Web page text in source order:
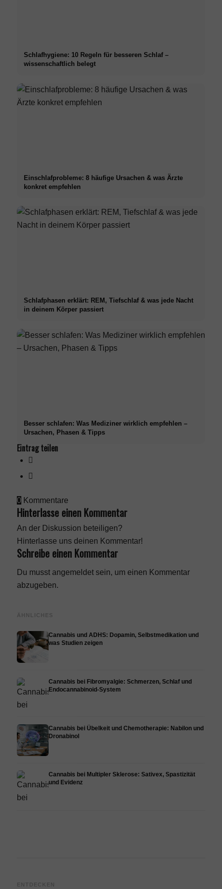
Schlafhygiene: 10 Regeln für besseren Schlaf –
wissenschaftlich belegt
Einschlafprobleme: 8 häufige Ursachen & was Ärzte
konkret empfehlen
Schlafphasen erklärt: REM, Tiefschlaf & was jede Nacht
in deinem Körper passiert
Besser schlafen: Was Mediziner wirklich empfehlen –
Ursachen, Phasen & Tipps
Eintrag teilen
0 Kommentare
Hinterlasse einen Kommentar
An der Diskussion beteiligen?
Hinterlasse uns deinen Kommentar!
Schreibe einen Kommentar
Du musst angemeldetsein, um einen Kommentar
abzugeben.
ÄHNLICHES
Cannabis und ADHS: Dopamin, Selbstmedikation und
was Studien zeigen
Cannabis bei Fibromyalgie: Schmerzen, Schlaf und
Endocannabinoid-System
Cannabis bei Übelkeit und Chemotherapie: Nabilon und
Dronabinol
Cannabis bei Multipler Sklerose: Sativex, Spastizität
und Evidenz
ENTDECKEN
Epidiolex und der Stand der